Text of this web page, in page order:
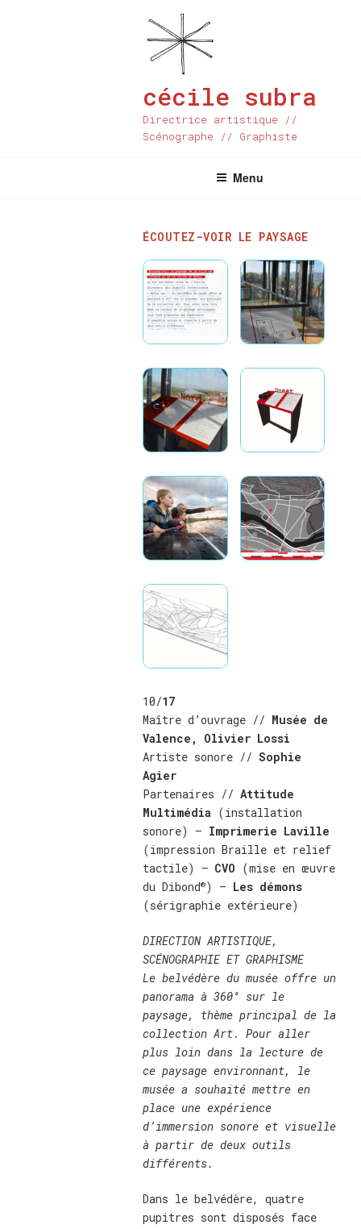
cécile subra
Directrice artistique //
Scénographe // Graphiste
Menu
ÉCOUTEZ-VOIR LE PAYSAGE
10/17
Maître d’ouvrage // Musée de
Valence, Olivier Lossi
Artiste sonore // Sophie
Agier
Partenaires // Attitude
Multimédia (installation
sonore) – Imprimerie Laville
(impression Braille et relief
tactile) – CVO (mise en œuvre
du Dibond®) – Les démons
(sérigraphie extérieure)
DIRECTION ARTISTIQUE,
SCÉNOGRAPHIE ET GRAPHISME
Le belvédère du musée offre un
panorama à 360° sur le
paysage, thème principal de la
collection Art. Pour aller
plus loin dans la lecture de
ce paysage environnant, le
musée a souhaité mettre en
place une expérience
d’immersion sonore et visuelle
à partir de deux outils
différents.
Dans le belvédère, quatre
pupitres sont disposés face